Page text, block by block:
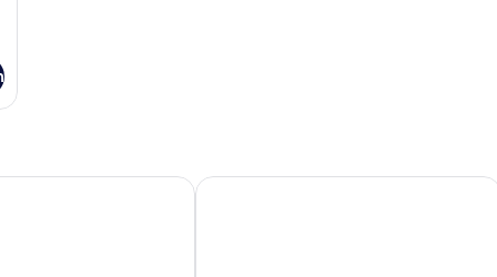
Europoort Novotel Rotterdam Schiedam